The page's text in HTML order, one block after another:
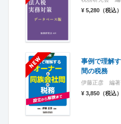
¥ 5,280（税込）
事例で理解
間の税務
伊藤正彦 編著
¥ 3,850（税込）